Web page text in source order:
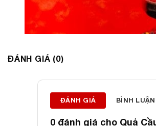
ĐÁNH GIÁ (0)
ĐÁNH GIÁ BÌNH LUẬN
0 đánh giá cho Quả